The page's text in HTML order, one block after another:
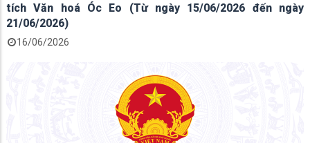
tích Văn hoá Óc Eo (Từ ngày 15/06/2026 đến ngày
21/06/2026)
16/06/2026